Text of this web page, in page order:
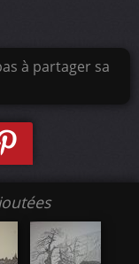
à partager sa